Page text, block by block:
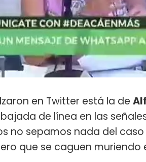
en Twitter está la de
de línea en las
no sepamos nada del caso
que se caguen muriendo